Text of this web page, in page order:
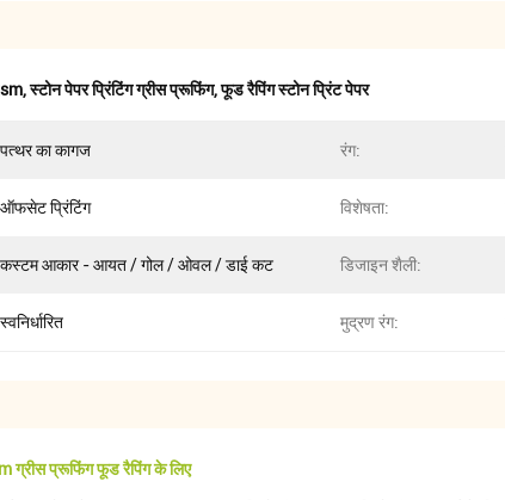
,स्टोन पेपर प्रिंटिंग ग्रीस प्रूफिंग,फूड रैपिंग स्टोन प्रिंट पेपर
पत्थर का कागज रंग:
ऑफसेट प्रिंटिंग विशेषता:
कस्टम आकार - आयत / गोल / ओवल / डाई कट डिजाइन शैली:
स्वनिर्धारित मुद्रण रंग:
ग्रीस प्रूफिंग फूड रैपिंग के लिए